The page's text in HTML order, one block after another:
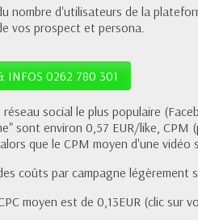
nombre d'utilisateurs de la
vos prospect et persona.
INFOS 0262 780 301
réseau social le plus populaire
sont environ 0,57 EUR/like,
que le CPM moyen d'une vidéo
coûts par campagne légèrement
moyen est de 0,13EUR (clic sur